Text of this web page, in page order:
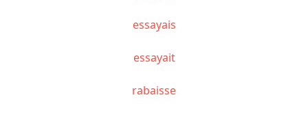
essayais
essayait
rabaisse